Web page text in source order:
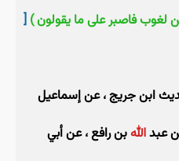
لغوب فاصبر على ما يقولون ) [
ابن جريج ، عن إسماعيل
عبداللهبن رافع ، عن أبي